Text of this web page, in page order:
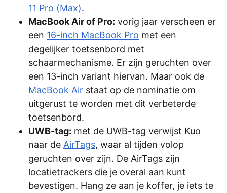
11 Pro (Max).
MacBook Air of Pro: vorig jaar verscheen er
een 16-inch MacBook Pro met een
degelijker toetsenbord met
schaarmechanisme. Er zijn geruchten over
een 13-inch variant hiervan. Maar ook de
MacBook Air staat op de nominatie om
uitgerust te worden met dit verbeterde
toetsenbord.
UWB-tag: met de UWB-tag verwijst Kuo
naar de AirTags, waar al tijden volop
geruchten over zijn. De AirTags zijn
locatietrackers die je overal aan kunt
bevestigen. Hang ze aan je koffer, je iets te